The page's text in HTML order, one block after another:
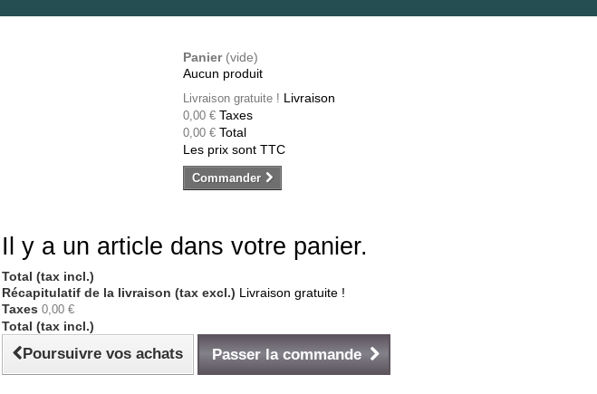
Panier (vide)
Aucun produit
Livraison gratuite ! Livraison
0,00 € Taxes
0,00 € Total
Les prix sont TTC
Commander
Il y a un article dans votre panier.
Total (tax incl.)
Récapitulatif de la livraison (tax excl.) Livraison gratuite !
Taxes 0,00 €
Total (tax incl.)
Poursuivre vos achats Passer la commande